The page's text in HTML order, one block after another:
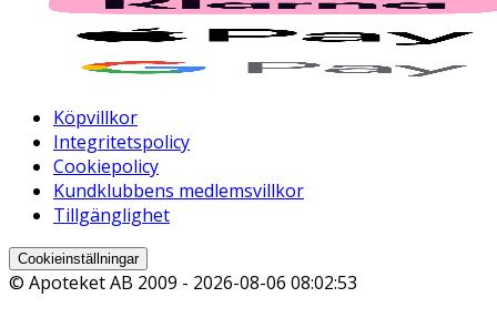
Köpvillkor
Integritetspolicy
Cookiepolicy
Kundklubbens medlemsvillkor
Tillgänglighet
Cookieinställningar
© Apoteket AB 2009 - 2026-08-06 08:02:53